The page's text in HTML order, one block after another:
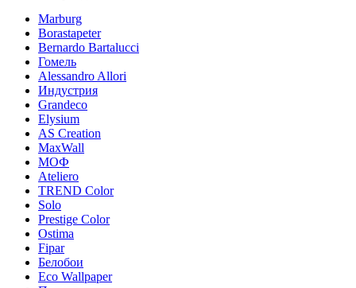
Marburg
Borastapeter
Bernardo Bartalucci
Гомель
Alessandro Allori
Индустрия
Grandeco
Elysium
AS Creation
MaxWall
МОФ
Ateliero
TREND Color
Solo
Prestige Color
Ostima
Fipar
Белобои
Eco Wallpaper